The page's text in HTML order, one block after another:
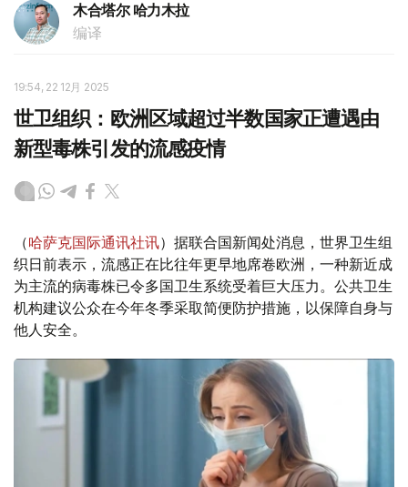
木合塔尔 哈力木拉
编译
19:54, 22 12月 2025
世卫组织：欧洲区域超过半数国家正遭遇由
新型毒株引发的流感疫情
（哈萨克国际通讯社讯）据联合国新闻处消息，世界卫生组
织日前表示，流感正在比往年更早地席卷欧洲，一种新近成
为主流的病毒株已令多国卫生系统受着巨大压力。公共卫生
机构建议公众在今年冬季采取简便防护措施，以保障自身与
他人安全。